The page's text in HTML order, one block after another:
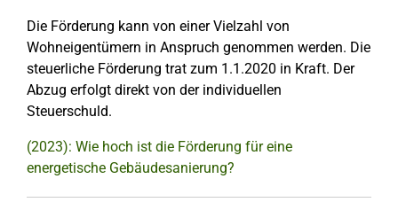
Die Förderung kann von einer Vielzahl von
Wohneigentümern in Anspruch genommen werden. Die
steuerliche Förderung trat zum 1.1.2020 in Kraft. Der
Abzug erfolgt direkt von der individuellen
Steuerschuld.
(2023): Wie hoch ist die Förderung für eine
energetische Gebäudesanierung?